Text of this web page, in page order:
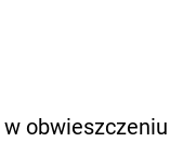
obwieszczeniu